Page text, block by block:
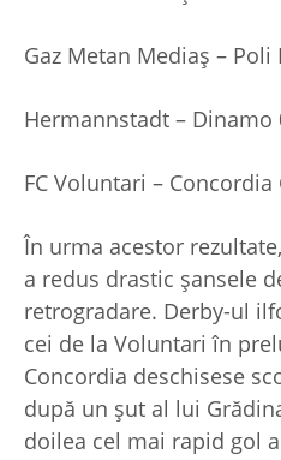
Gaz Metan Mediaș – Poli
Hermannstadt – Dinamo
FC Voluntari – Concordia
În urma acestor
a redus drastic șansele
retrogradare. Derby-ul
cei de la Voluntari în
Concordia deschisese
după un șut al lui
doilea cel mai rapid gol